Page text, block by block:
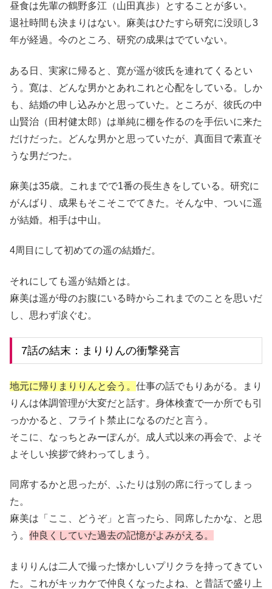
昼食は先輩の鶴野多江（山田真歩）とすることが多い。
退社時間も決まりはない。麻美はひたすら研究に没頭し3
年が経過。今のところ、研究の成果はでていない。
ある日、実家に帰ると、寛が遥が彼氏を連れてくるとい
う。寛は、どんな男かとあれこれと心配をしている。しか
も、結婚の申し込みかと思っていた。ところが、彼氏の中
山賢治（田村健太郎）は単純に棚を作るのを手伝いに来た
だけだった。どんな男かと思っていたが、真面目で素直そ
うな男だつた。
麻美は35歳。これまでで1番の長生きをしている。研究に
がんばり、成果もそこそこでてきた。そんな中、ついに遥
が結婚。相手は中山。
4周目にして初めての遥の結婚だ。
それにしても遥が結婚とは。
麻美は遥が母のお腹にいる時からこれまでのことを思いだ
し、思わず涙ぐむ。
7話の結末：まりりんの衝撃発言
地元に帰りまりりんと会う。 仕事の話でもりあがる。まり
りんは体調管理が大変だと話す。身体検査で一か所でも引
っかかると、フライト禁止になるのだと言う。
そこに、なっちとみーぽんが。成人式以来の再会で、よそ
よそしい挨拶で終わってしまう。
同席するかと思ったが、ふたりは別の席に行ってしまっ
た。
麻美は「ここ、どうぞ」と言ったら、同席したかな、と思
う。 仲良くしていた過去の記憶がよみがえ る。
まりりんは二人で撮った懐かしいプリクラを持ってきてい
た。これがキッカケで仲良くなったよね、と昔話で盛り上